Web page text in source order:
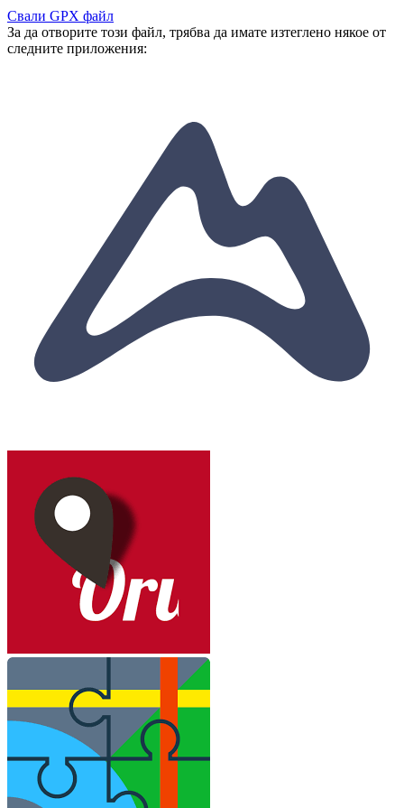
Свали GPX файл
За да отворите този файл, трябва да имате изтеглено някое от
следните приложения: